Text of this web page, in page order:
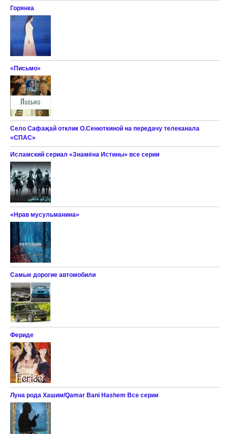
Горянка
«Письмо»
Село Сафаҗай отклик О.Сенюткиной на передачу телеканала
«СПАС»
Исламский сериал «Знамёна Истины» все серии
«Нрав мусульманина»
Самые дорогие автомобили
Фериде
Луна рода Хашим/Qamar Bani Hashem Все серии